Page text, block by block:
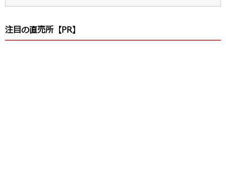
注目の直売所【PR】